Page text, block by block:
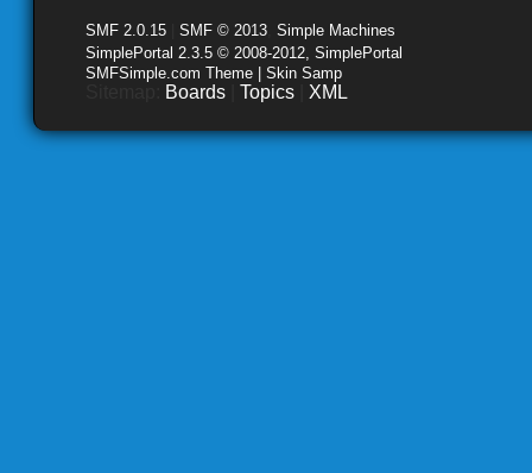
SMF 2.0.15 SMF © 2013 Simple Machines
SimplePortal 2.3.5 © 2008-2012, SimplePortal
SMFSimple.com Theme | Skin Samp
Boards Topics XML